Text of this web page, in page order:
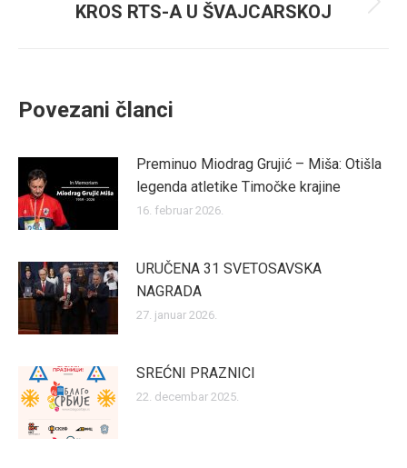
Next
KROS RTS-A U ŠVAJCARSKOJ
Povezani članci
Preminuo Miodrag Grujić – Miša: Otišla
legenda atletike Timočke krajine
16. februar 2026.
URUČENA 31 SVETOSAVSKA
NAGRADA
27. januar 2026.
SREĆNI PRAZNICI
22. decembar 2025.